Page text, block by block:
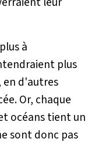
à
plus
en d'autres
Or, chaque
océans tient un
sont donc pas